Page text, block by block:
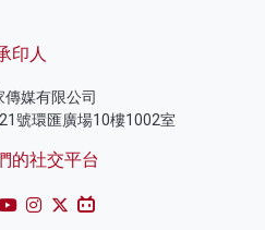
印人
傳媒有限公司
號環匯廣場10樓1002室
的社交平台